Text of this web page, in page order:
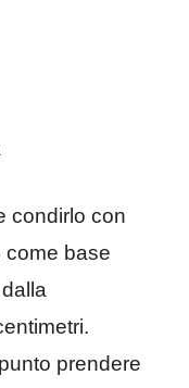
condirlo con
come base
prendere